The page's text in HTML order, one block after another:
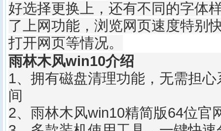
好选择更换上，还有不同的字体
了上网功能，浏览网页速度特别
打开网页等情况。
雨林木风win10介绍
1、拥有磁盘清理功能，无需担
间
2、雨林木风win10精简版64位官